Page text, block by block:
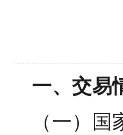
一、交易
（一）